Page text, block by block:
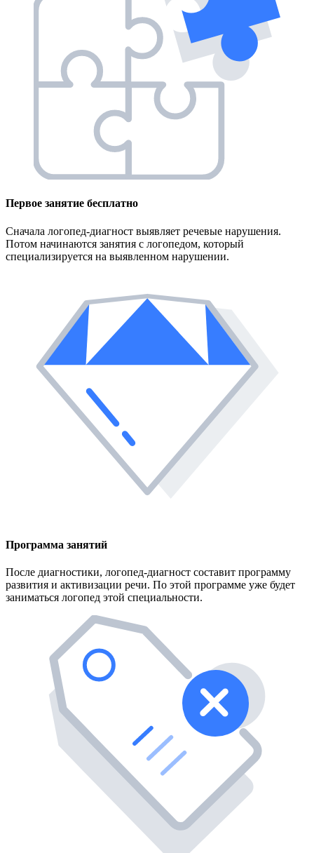
Первое занятие бесплатно
Сначала логопед-диагност выявляет речевые нарушения.
Потом начинаются занятия с логопедом, который
специализируется на выявленном нарушении.
Программа занятий
После диагностики, логопед-диагност составит программу
развития и активизации речи. По этой программе уже будет
заниматься логопед этой специальности.